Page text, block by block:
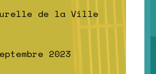
de la Ville
2023